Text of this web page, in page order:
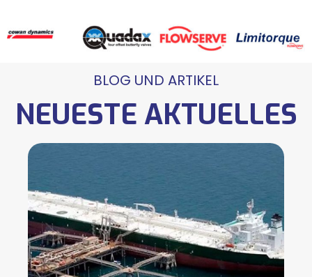
BLOG UND ARTIKEL
NEUESTE AKTUELLES